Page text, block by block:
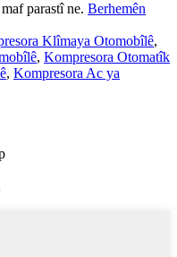
parastî ne. Berhemên
Klîmaya Otomobîlê,
, Kompresora Otomatîk
, Kompresora Ac ya